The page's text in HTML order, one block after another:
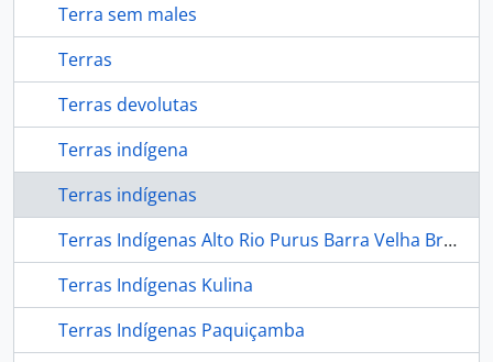
Terra sem males
Terras
Terras devolutas
Terras indígena
Terras indígenas
Terras Indígenas Alto Rio Purus Barra Velha Brasil Brasil - Coord. Reg Galibi Guarani Araponga Guarani Bracuí Ig. de Caucho Jumina Baixo Rio Jordão Colônia Vinte e Sete Nova Olinda Praia de Carpana Rio Humaita Rio Jordão
Terras Indígenas Kulina
Terras Indígenas Paquiçamba